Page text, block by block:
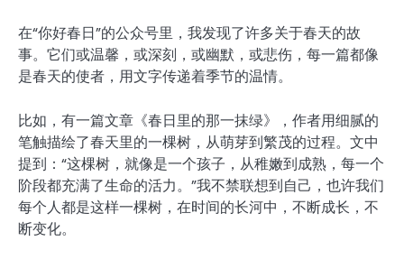
在“你好春日”的公众号里，我发现了许多关于春天的故
事。它们或温馨，或深刻，或幽默，或悲伤，每一篇都像
是春天的使者，用文字传递着季节的温情。
比如，有一篇文章《春日里的那一抹绿》，作者用细腻的
笔触描绘了春天里的一棵树，从萌芽到繁茂的过程。文中
提到：“这棵树，就像是一个孩子，从稚嫩到成熟，每一个
阶段都充满了生命的活力。”我不禁联想到自己，也许我们
每个人都是这样一棵树，在时间的长河中，不断成长，不
断变化。